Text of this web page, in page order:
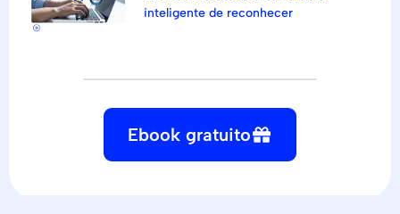
inteligente de reconhecer
Ebook gratuito